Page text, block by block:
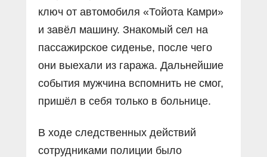
ключ от автомобиля «Тойота Камри»
и завёл машину. Знакомый сел на
пассажирское сиденье, после чего
они выехали из гаража. Дальнейшие
события мужчина вспомнить не смог,
пришёл в себя только в больнице.
В ходе следственных действий
сотрудниками полиции было